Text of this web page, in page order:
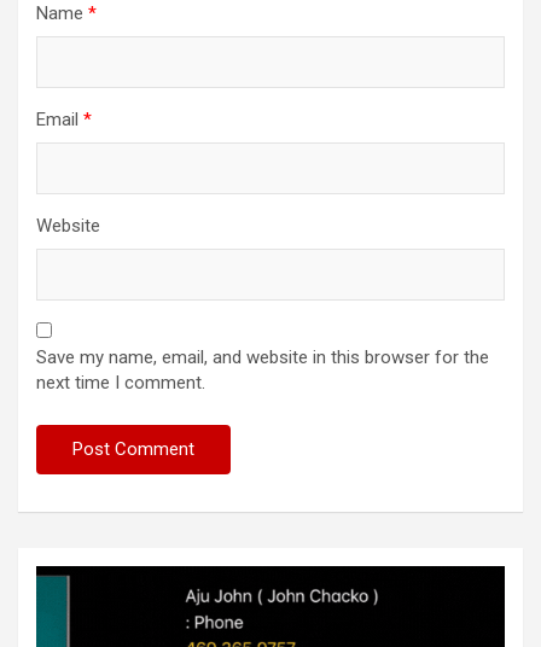
Name *
Email *
Website
Save my name, email, and website in this browser for the
next time I comment.